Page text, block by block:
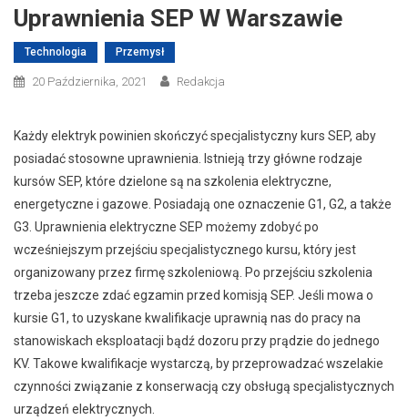
Uprawnienia SEP W Warszawie
Technologia Przemysł
20 Października, 2021 Redakcja
Każdy elektryk powinien skończyć specjalistyczny kurs SEP, aby
posiadać stosowne uprawnienia. Istnieją trzy główne rodzaje
kursów SEP, które dzielone są na szkolenia elektryczne,
energetyczne i gazowe. Posiadają one oznaczenie G1, G2, a także
G3. Uprawnienia elektryczne SEP możemy zdobyć po
wcześniejszym przejściu specjalistycznego kursu, który jest
organizowany przez firmę szkoleniową. Po przejściu szkolenia
trzeba jeszcze zdać egzamin przed komisją SEP. Jeśli mowa o
kursie G1, to uzyskane kwalifikacje uprawnią nas do pracy na
stanowiskach eksploatacji bądź dozoru przy prądzie do jednego
KV. Takowe kwalifikacje wystarczą, by przeprowadzać wszelakie
czynności związanie z konserwacją czy obsługą specjalistycznych
urządzeń elektrycznych.